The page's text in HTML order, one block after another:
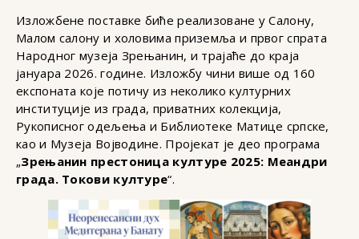
Изложбене поставке биће реализоване у Салону,
Малом салону и холовима приземља и првог спрата
Народног музеја Зрењанин, и трајаће до краја
јануара 2026. године. Изложбу чини више од 160
експоната које потичу из неколико културних
институције из града, приватних колекција,
Рукописног одељења и Библиотеке Матице српске,
као и Музеја Војводине. Пројекат је део програма
„Зрењанин престоница културе 2025: Меандри
града. Токови културе“.